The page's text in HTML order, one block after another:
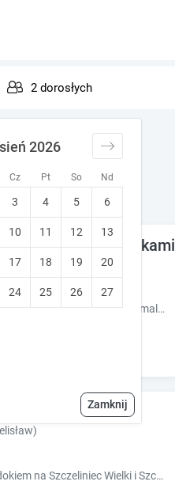
Cz Pt So Nd
2026
3 4 5 6
10 11 12 13
17 18 19 20
24 25 26 27
Zamknij
i pokoje z łazienkami
10 Wyjątkowy!
Dom na wzgórzu Pensjonat z apartamentami i pokojami położony w malowniczym mieście Duszniki Zdrój.
Oferujemy całoroczny wypoczynek z widokiem na Szczeliniec Wielki i Szczeliniec Mały.